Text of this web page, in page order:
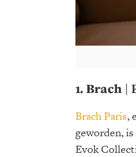
1. Brach |
Brach Paris,
geworden,
Evok